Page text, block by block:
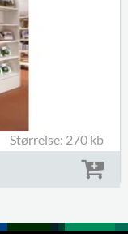
Størrelse: 270 kb